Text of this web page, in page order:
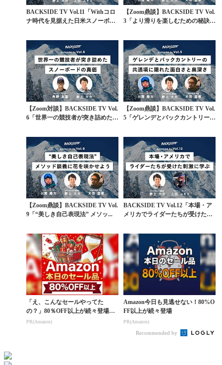
BACKSIDE TV Vol.11「Withコロ
ナ時代を見据えた日米スノーボ
【Zoom鼎談】BACKSIDE TV Vol.
3「より滑りを楽しむための秘訣
【Zoom対談】BACKSIDE TV Vol.
6「世界一の競技者が突き詰めた
【Zoom鼎談】BACKSIDE TV Vol.
5「ゲレンデとバックカントリー
【Zoom鼎談】BACKSIDE TV Vol.
9「“美しき自己表現法” メソッ...
BACKSIDE TV Vol.12「本場・ア
メリカでライダーたちが受けた刺
「え、こんなセールやってた
の？」80％OFF以上が続々登場！
Amazonの本気が...
PR(Amazon)
Amazon今日も見逃せない！80%O
FF以上が続々登場
PR(Amazon)
Recommended by